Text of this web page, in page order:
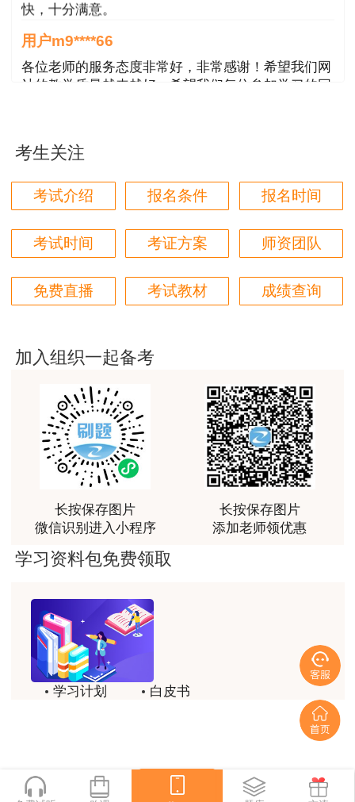
点每年侧重的方向都会有所不同，但是仍然会有一
些常规的内容基本上每年都会查考，比如进度、成
本、造价，这些一定要学扎实，其他部分内容紧跟
老师授课的步伐，另外就是一定要动笔去做题，多
还是要按部就班、脚踏实地地走好每一步，针对做
试，我们一定不能存在侥幸心理，功夫下在平时，
投入学习！
快，十分满意。
用户m9****66
各位老师的服务态度非常好，非常感谢！希望我们网
站的教学质量越来越好，希望我们每位参加学习的同
用户m9****66
对本次课程购买的老师的服务态度非常满意。希望我
们网站教学质量越来越高。祝大家都取得满意的结
用户m5****66
3位老师，讲的都非常的好，
用户m5****66
用户m9****88
建设工程教育网很给力，课程逻辑清晰，老师讲解通
俗易懂，重点突出，模拟题质量高，押题卷压中的知
识点很多，尤其是实务简答题秘籍压中将近70%的小
问，让小白学员也能一次过四门，十分给力，值得推
荐[强][强]
感谢教育网的多年支持与培养。
用户m9****66
用户m9****66
老师讲课认真负责，要点突出；我考试通过了。
用户ch****15
达老师的课程讲的非常好
用户s****02
考生关注
考试介绍 报名条件 报名时间
考试时间 考证方案 师资团队
免费直播 考试教材 成绩查询
加入组织一起备考
长按保存图片
微信识别进入小程序
长按保存图片
添加老师领优惠
学习资料包免费领取
学习计划
白皮书